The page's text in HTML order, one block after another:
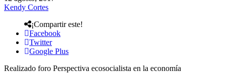
Kendy Cortes
¡Compartir este!
Facebook
Twitter
Google Plus
Realizado foro Perspectiva ecosocialista en la economía